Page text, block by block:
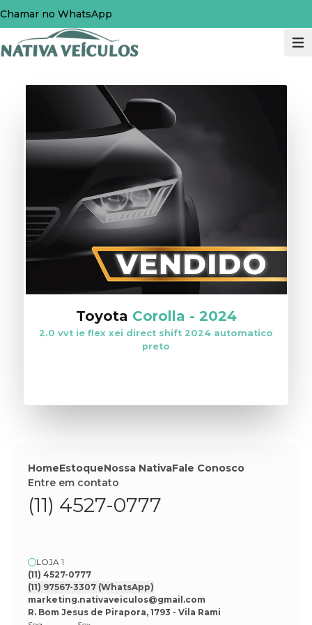
Chamar no WhatsApp
Toyota Corolla - 2024
2.0 vvt ie flex xei direct shift 2024 automatico
preto
HomeEstoqueNossa NativaFale Conosco
Entre em contato
(11) 4527-0777
LOJA 1
(11) 4527-0777
(11) 97567-3307 (WhatsApp)
marketing.nativaveiculos@gmail.com
R. Bom Jesus de Pirapora, 1793 - Vila Rami